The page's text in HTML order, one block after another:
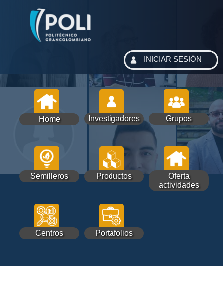
Home Investigadores Grupos
Semilleros Productos
Oferta
actividades
Centros Portafolios
INICIAR SESIÓN